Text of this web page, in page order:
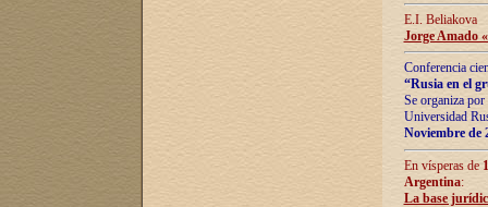
E.I. Beliakova
Jorge Amado
Conferencia
“Rusia en el
Se organiza
Universidad
Noviembre de
En vísperas de
Argentina:
La base